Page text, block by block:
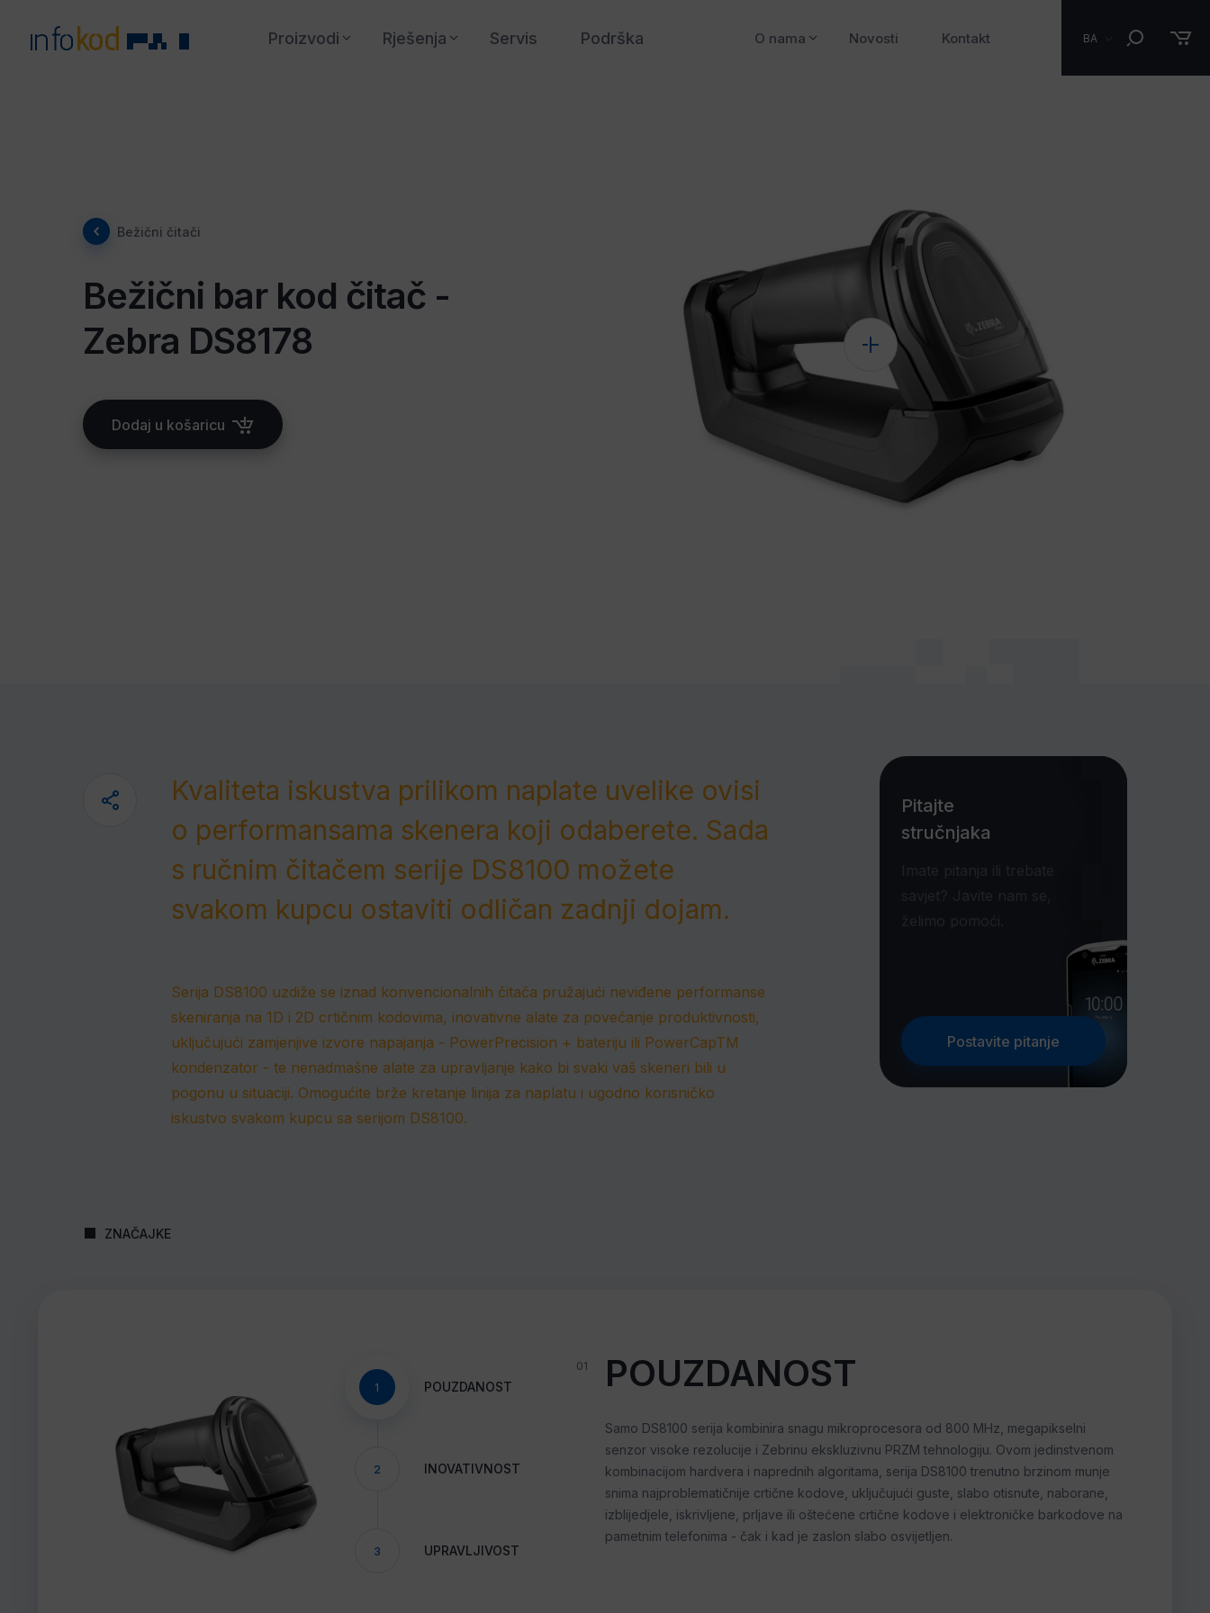
Proizvodi Rješenja Servis Podrška O nama Novosti Kontakt BA
Bežični čitači
Bežični bar kod čitač -
Zebra DS8178
Dodaj u košaricu
Kvaliteta iskustva prilikom naplate uvelike ovisi
o performansama skenera koji odaberete. Sada
s ručnim čitačem serije DS8100 možete
svakom kupcu ostaviti odličan zadnji dojam.
Serija DS8100 uzdiže se iznad konvencionalnih čitača pružajući neviđene performanse
skeniranja na 1D i 2D crtičnim kodovima, inovativne alate za povećanje produktivnosti,
uključujući zamjenjive izvore napajanja - PowerPrecision + bateriju ili PowerCapTM
kondenzator - te nenadmašne alate za upravljanje kako bi svaki vaš skeneri bili u
pogonu u situaciji. Omogućite brže kretanje linija za naplatu i ugodno korisničko
iskustvo svakom kupcu sa serijom DS8100.
Pitajte
stručnjaka
Postavite pitanje
ZNAČAJKE
1 POUZDANOST
2 INOVATIVNOST
3 UPRAVLJIVOST
01 POUZDANOST
Samo DS8100 serija kombinira snagu mikroprocesora od 800 MHz, megapikselni
senzor visoke rezolucije i Zebrinu ekskluzivnu PRZM tehnologiju. Ovom jedinstvenom
kombinacijom hardvera i naprednih algoritama, serija DS8100 trenutno brzinom munje
snima najproblematičnije crtične kodove, uključujući guste, slabo otisnute, naborane,
izblijedjele, iskrivljene, prljave ili oštećene crtične kodove i elektroničke barkodove na
pametnim telefonima - čak i kad je zaslon slabo osvijetljen.